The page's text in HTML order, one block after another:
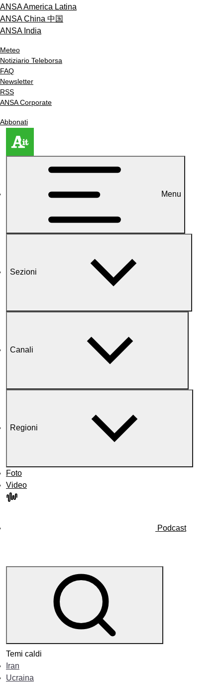
ANSA America Latina
ANSA China 中国
ANSA India
Meteo
Notiziario Teleborsa
FAQ
Newsletter
RSS
ANSA Corporate
Abbonati
Menu
Sezioni
Canali
Regioni
Foto
Video
Podcast
Temi caldi
Iran
Ucraina